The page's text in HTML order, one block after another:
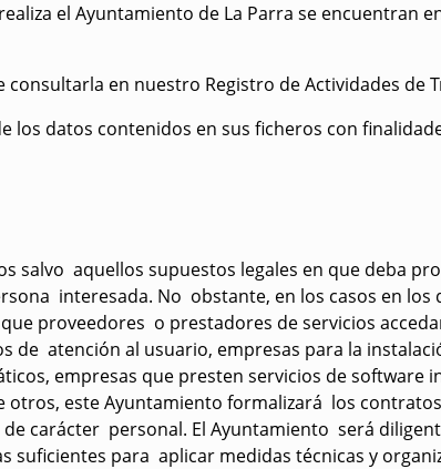
el Ayuntamiento de La Parra se encuentran
en nuestro Registro de Actividades de
los datos contenidos en sus ficheros con
salvo aquellos supuestos legales en que deba
interesada. No obstante, en los casos en los
proveedores o prestadores de servicios
de atención al usuario, empresas para la
empresas que presten servicios de software
este Ayuntamiento formalizará los
carácter personal. El Ayuntamiento será
para aplicar medidas técnicas y